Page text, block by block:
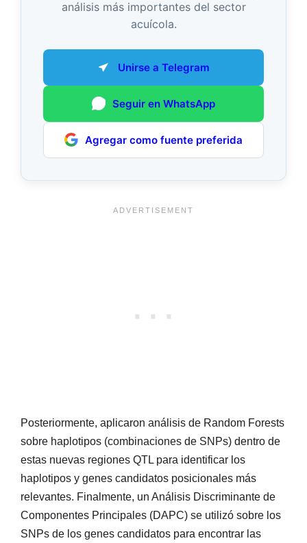
análisis más importantes del sector
acuícola.
Unirse a Telegram
Seguir en WhatsApp
Agregar como fuente preferida
Posteriormente, aplicaron análisis de Random Forests
sobre haplotipos (combinaciones de SNPs) dentro de
estas nuevas regiones QTL para identificar los
haplotipos y genes candidatos posicionales más
relevantes. Finalmente, un Análisis Discriminante de
Componentes Principales (DAPC) se utilizó sobre los
SNPs de los genes candidatos para encontrar las